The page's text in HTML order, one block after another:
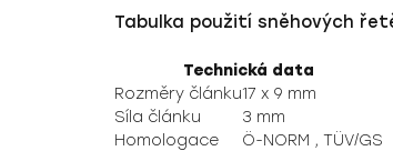
Tabulka použití sněhových
Technická data
Rozměry článku17 x 9 mm
Síla článku
3 mm
Homologace
Ö-NORM , TÜV/GS